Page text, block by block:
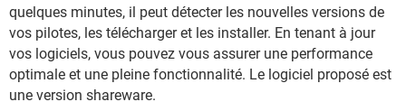
quelques minutes, il peut détecter les nouvelles versions de
vos pilotes, les télécharger et les installer. En tenant à jour
vos logiciels, vous pouvez vous assurer une performance
optimale et une pleine fonctionnalité. Le logiciel proposé est
une version shareware.